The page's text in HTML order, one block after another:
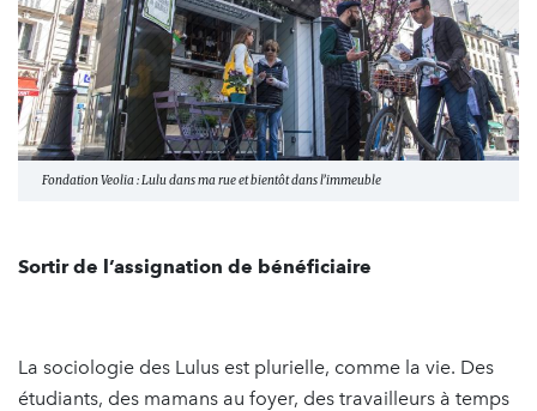
Fondation Veolia : Lulu dans ma rue et bientôt dans l’immeuble
Sortir de l’assignation de bénéficiaire
La sociologie des Lulus est plurielle, comme la vie. Des
étudiants, des mamans au foyer, des travailleurs à temps